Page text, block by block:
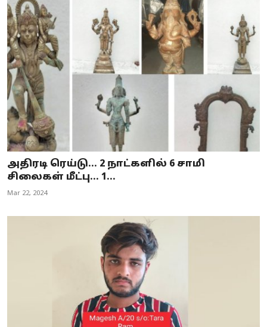
அதிரடி ரெய்டு... 2 நாட்களில் 6 சாமி
சிலைகள் மீட்பு... 1...
Mar 22, 2024